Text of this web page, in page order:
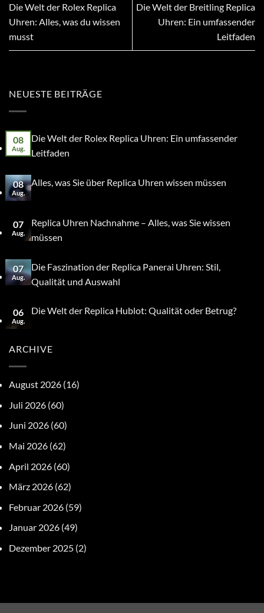
Die Welt der Rolex Replica
Uhren: Alles, was du wissen
musst
Die Welt der Breitling Replica
Uhren: Ein umfassender
Leitfaden
NEUESTE BEITRÄGE
08
Aug.
Die Welt der Rolex Replica Uhren: Ein umfassender
Leitfaden
08
Aug.
Alles, was Sie über Replica Uhren wissen müssen
07
Aug.
Replica Uhren Nachnahme – Alles, was Sie wissen
müssen
07
Aug.
Die Faszination der Replica Panerai Uhren: Stil,
Qualität und Auswahl
06
Aug.
Die Welt der Replica Hublot: Qualität oder Betrug?
ARCHIVE
August 2026 (16)
Juli 2026 (60)
Juni 2026 (60)
Mai 2026 (62)
April 2026 (60)
März 2026 (62)
Februar 2026 (59)
Januar 2026 (49)
Dezember 2025 (2)